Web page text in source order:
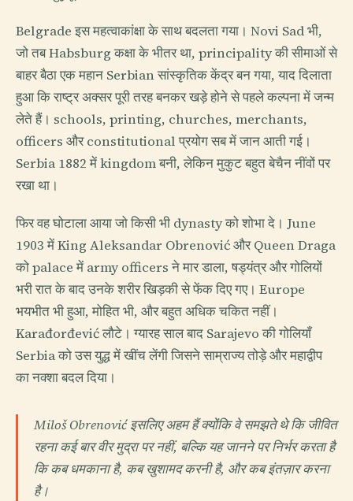
Belgrade इस महत्वाकांक्षा के साथ बदलता गया। Novi Sad भी,
जो तब Habsburg कक्षा के भीतर था, principality की सीमाओं से
बाहर बैठा एक महान Serbian सांस्कृतिक केंद्र बन गया, याद दिलाता
हुआ कि राष्ट्र अक्सर पूरी तरह बनकर खड़े होने से पहले कल्पना में जन्म
लेते हैं। schools, printing, churches, merchants,
officers और constitutional प्रयोग सब में जान आती गई।
Serbia 1882 में kingdom बनी, लेकिन मुकुट बहुत बेचैन नींवों पर
रखा था।
फिर वह घोटाला आया जो किसी भी dynasty को शोभा दे। June
1903 में King Aleksandar Obrenović और Queen Draga
को palace में army officers ने मार डाला, षड्यंत्र और गोलियों
भरी रात के बाद उनके शरीर खिड़की से फेंक दिए गए। Europe
भयभीत भी हुआ, मोहित भी, और बहुत अधिक चकित नहीं।
Karađorđević लौटे। ग्यारह साल बाद Sarajevo की गोलियाँ
Serbia को उस युद्ध में खींच लेंगी जिसने साम्राज्य तोड़े और महाद्वीप
का नक्शा बदल दिया।
Miloš Obrenović इसलिए अहम हैं क्योंकि वे समझते थे कि जीवित
रहना कई बार वीर मुद्रा पर नहीं, बल्कि यह जानने पर निर्भर करता है
कि कब धमकाना है, कब खुशामद करनी है, और कब इंतज़ार करना
है।